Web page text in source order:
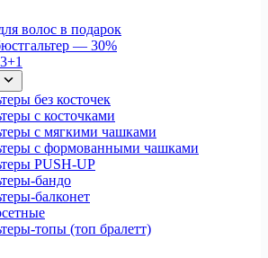
волос в подарок
— 30%
без косточек
с косточками
с мягкими чашками
с формованными чашками
PUSH-UP
бандо
балконет
топы (топ бралетт)